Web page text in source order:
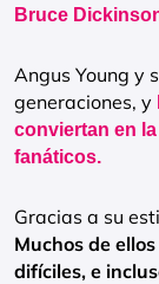
Bruce
Angus Young y
generaciones, y
conviertan en
fanáticos.
Gracias a su
Muchos de
difíciles, e